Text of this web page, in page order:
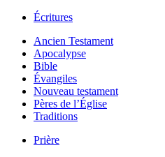
Écritures
Ancien Testament
Apocalypse
Bible
Évangiles
Nouveau testament
Pères de l’Église
Traditions
Prière